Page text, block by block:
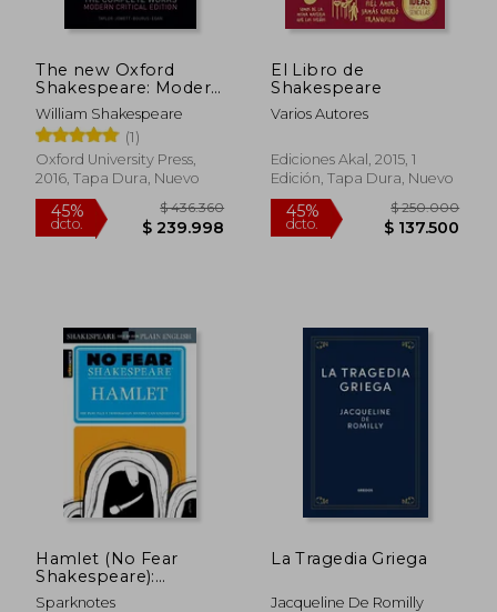
The new Oxford
Shakespeare: Modern
Critical Edition: The
Complete Works (en
Inglés)
William Shakespeare
(1)
Oxford University Press,
2016, Tapa Dura, Nuevo
El Libro de
Shakespeare
Varios Autores
Ediciones Akal, 2015, 1
Edición, Tapa Dura, Nuevo
Hamlet (No Fear
Shakespeare):
Volume 3 (en Inglés)
Sparknotes
La Tragedia Griega
Jacqueline De Romilly